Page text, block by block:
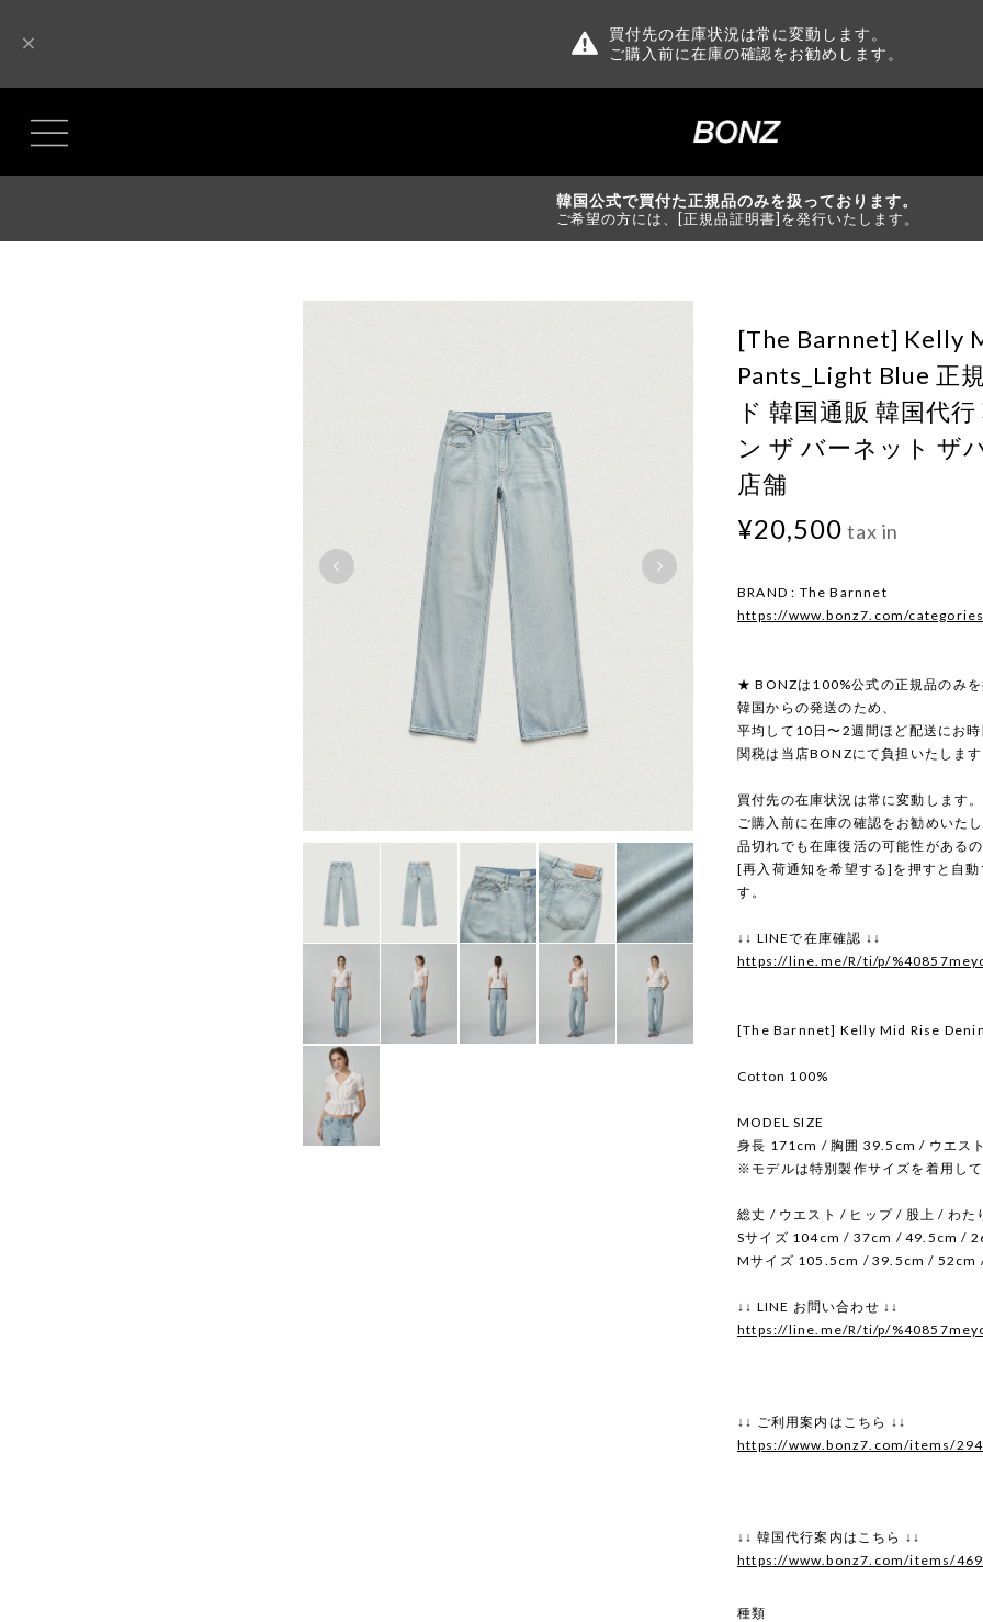
買付先の在庫状況は常に変動します。
ご購入前に在庫の確認をお勧めします。
韓国公式で買付た正規品のみを扱っております。
ご希望の方には、[正規品証明書]を発行いたします。
[The Barnnet] Kelly
Pants_Light Blue 正
ド 韓国通販 韓国代
ン ザ バーネット ザ
店舗
¥20,500 tax in
BRAND : The Barnnet
https://www.bonz7.com/
★ BONZは100%公式の正規品のみを
韓国からの発送のため、
平均して10日〜2週間ほど配送にお時
関税は当店BONZにて負担いたします
買付先の在庫状況は常に変動します。
ご購入前に在庫の確認をお勧めいたし
品切れでも在庫復活の可能性がある
[再入荷通知を希望する]を押すと自動
す。
↓↓ LINEで在庫確認 ↓↓
https://line.me/R/ti/p/
[The Barnnet] Kelly Mid Rise
Cotton 100%
MODEL SIZE
身長 171cm / 胸囲 39.5cm / ウエス
※モデルは特別製作サイズを着用して
総丈 / ウエスト / ヒップ / 股上 / わた
Sサイズ 104cm / 37cm / 49.5cm /
Mサイズ 105.5cm / 39.5cm /
↓↓ LINE お問い合わせ ↓↓
https://line.me/R/ti/p/
↓↓ ご利用案内はこちら ↓↓
https://www.bonz7.com/items/
↓↓ 韓国代行案内はこちら ↓↓
https://www.bonz7.com/items/
種類